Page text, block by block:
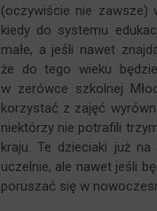
(oczywiście nie zawsze)
kiedy do systemu
małe, a jeśli nawet
że do tego wieku
w zerówce szkolnej
korzystać z zajęć
niektórzy nie potrafili
kraju. Te dzieciaki już
uczelnie, ale nawet jeśli
poruszać się w